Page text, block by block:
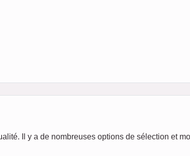
Il y a de nombreuses options de sélection et